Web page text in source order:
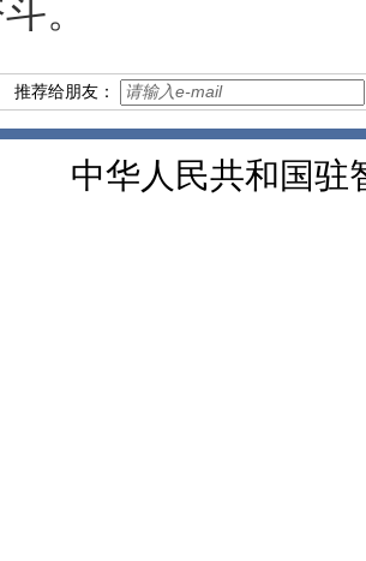
。
推荐给朋友：
中华人民共和国驻